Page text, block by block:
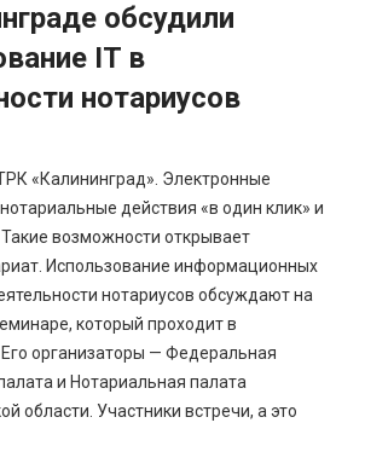
обсудили
IT в
нотариусов
«Калининград». Электронные
действия «в один клик» и
возможности открывает
Использование информационных
нотариусов обсуждают на
который проходит в
организаторы — Федеральная
и Нотариальная палата
области. Участники встречи, а это